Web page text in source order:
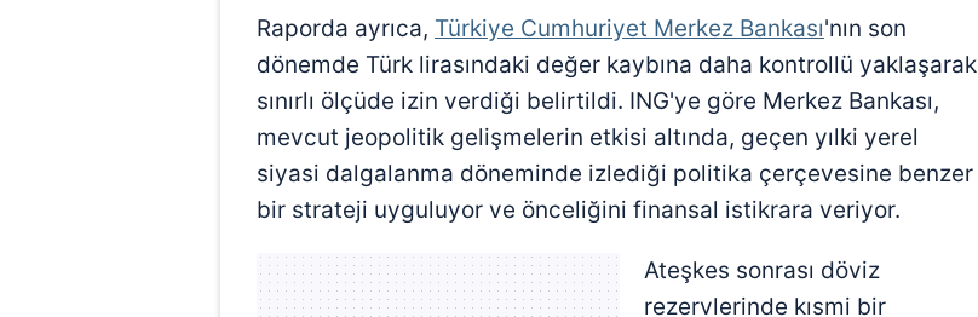
Raporda ayrıca, Türkiye Cumhuriyet Merkez Bankası'nın son
dönemde Türk lirasındaki değer kaybına daha kontrollü yaklaşarak
sınırlı ölçüde izin verdiği belirtildi. ING'ye göre Merkez Bankası,
mevcut jeopolitik gelişmelerin etkisi altında, geçen yılki yerel
siyasi dalgalanma döneminde izlediği politika çerçevesine benzer
bir strateji uyguluyor ve önceliğini finansal istikrara veriyor.
Ateşkes sonrası döviz
rezervlerinde kısmi bir